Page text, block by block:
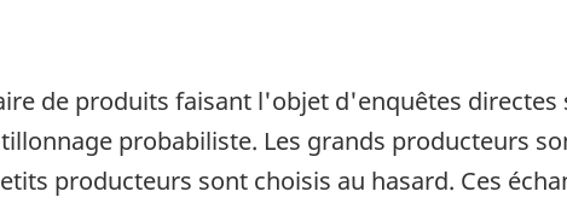
de produits faisant l'objet d'enquêtes directes
probabiliste. Les grands producteurs
producteurs sont choisis au hasard. Ces